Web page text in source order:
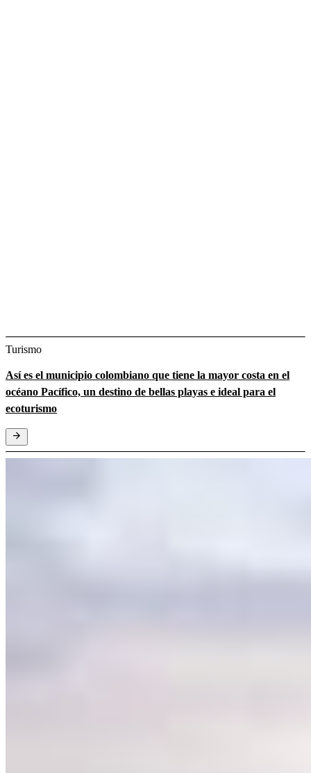
Turismo
Así es el municipio colombiano que tiene la mayor costa en el
océano Pacífico, un destino de bellas playas e ideal para el
ecoturismo